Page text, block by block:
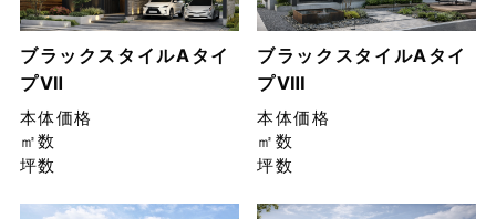
ブラックスタイルAタイ
プⅦ
本体価格
㎡数
坪数
ブラックスタイルAタイ
プⅧ
本体価格
㎡数
坪数